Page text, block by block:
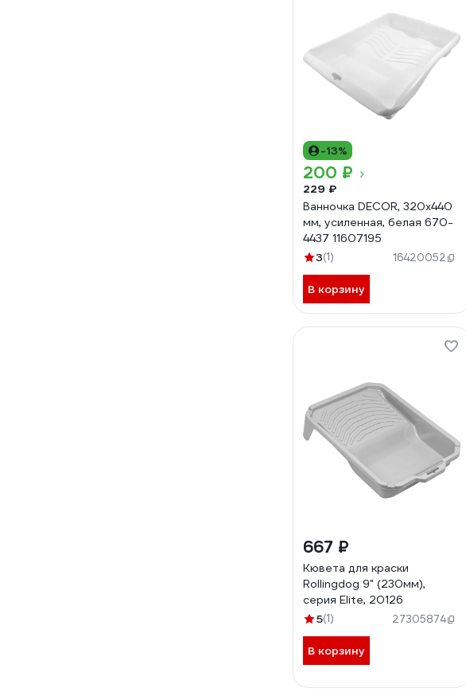
-13%
200 ₽
229 ₽
Ванночка DECOR, 320х440
мм, усиленная, белая 670-
4437 11607195
3(1) 16420052
В корзину
667 ₽
Кювета для краски
Rollingdog 9" (230мм),
серия Elite, 20126
5(1) 27305874
В корзину